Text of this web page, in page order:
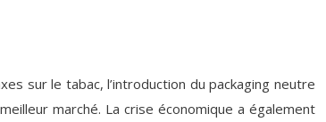
sur le tabac, l’introduction du packaging neutre
marché. La crise économique a également